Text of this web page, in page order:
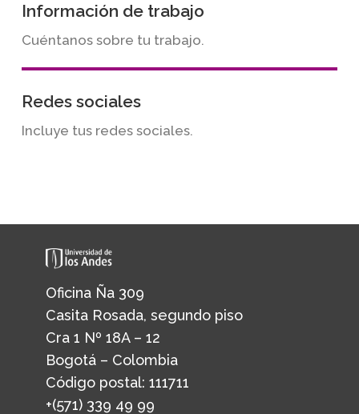
Información de trabajo
Cuéntanos sobre tu trabajo.
Redes sociales
Incluye tus redes sociales.
Oficina Ña 309
Casita Rosada, segundo piso
Cra 1 Nº 18A – 12
Bogotá – Colombia
Código postal: 111711
+(571) 339 49 99